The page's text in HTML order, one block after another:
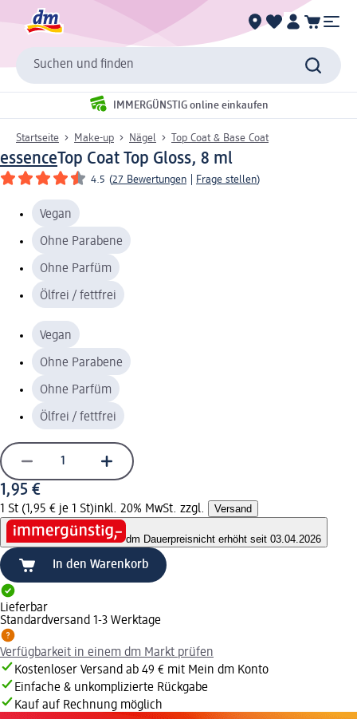
Suchen und finden
IMMERGÜNSTIG online einkaufen
Startseite Make-up Nägel Top Coat & Base Coat
essenceTop Coat Top Gloss, 8 ml
4.5 (27 Bewertungen Frage stellen)
Vegan
Ohne Parabene
Ohne Parfüm
Ölfrei / fettfrei
Vegan
Ohne Parabene
Ohne Parfüm
Ölfrei / fettfrei
1,95 €
1 St (1,95 € je 1 St)inkl. 20% MwSt. zzgl. Versand
dm Dauerpreisnicht erhöht seit 03.04.2026
In den Warenkorb
Lieferbar
Standardversand 1-3 Werktage
Verfügbarkeit in einem dm Markt prüfen
Kostenloser Versand ab 49 € mit Mein dm Konto
Einfache & unkomplizierte Rückgabe
Kauf auf Rechnung möglich